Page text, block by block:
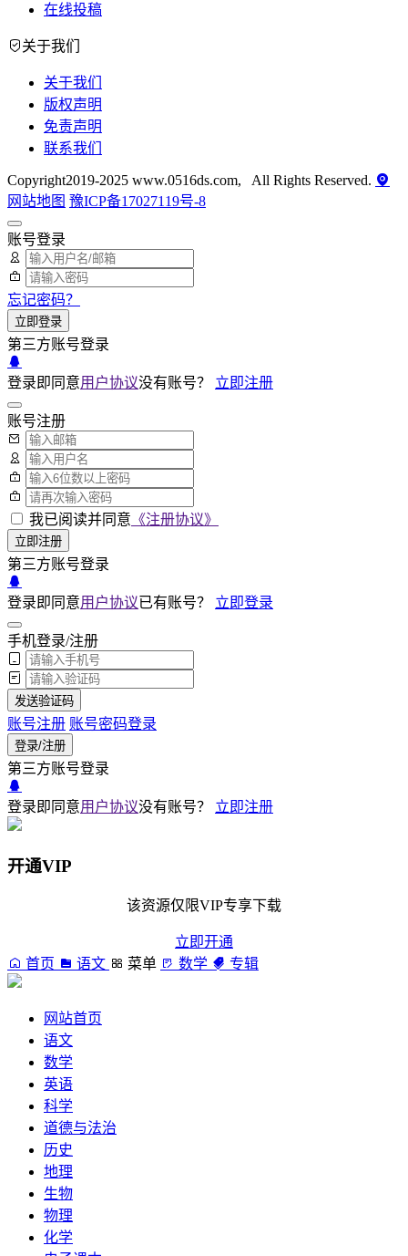
在线投稿
关于我们
关于我们
版权声明
免责声明
联系我们
Copyright2019-2025 www.0516ds.com, All Rights Reserved.
网站地图 豫ICP备17027119号-8
账号登录
忘记密码？
立即登录
第三方账号登录
登录即同意用户协议没有账号？ 立即注册
账号注册
我已阅读并同意 《注册协议》
立即注册
第三方账号登录
登录即同意用户协议已有账号？ 立即登录
手机登录/注册
发送验证码
账号注册 账号密码登录
登录/注册
第三方账号登录
登录即同意用户协议没有账号？ 立即注册
开通VIP
该资源仅限VIP专享下载
立即开通
首页
语文 菜单 数学 专辑
网站首页
语文
数学
英语
科学
道德与法治
历史
地理
生物
物理
化学